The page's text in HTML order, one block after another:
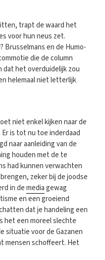
trapt de waard het
voor hun neus zet.
Brusselmans en de Humo-
die de column
het overduidelijk zou
helemaal niet letterlijk
niet enkel kijken naar de
is tot nu toe inderdaad
naar aanleiding van de
houden met de te
had kunnen verwachten
zeker bij de joodse
in demediagewag
en een groeiend
dat je handeling een
het een moreel slechte
situatie voor de Gazanen
mensen schoffeert. Het